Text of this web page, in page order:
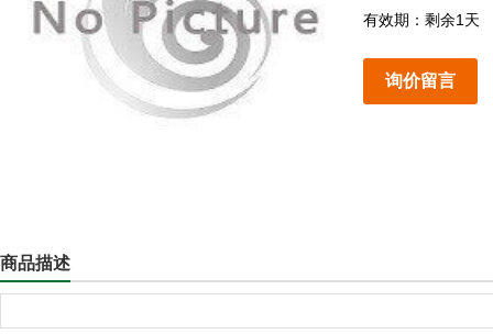
有效期：剩余1天
询价留言
商品描述